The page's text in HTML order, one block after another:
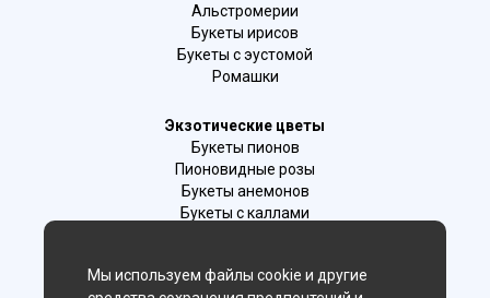
Альстромерии
Букеты ирисов
Букеты с эустомой
Ромашки
Экзотические цветы
Букеты пионов
Пионовидные розы
Букеты анемонов
Букеты с каллами
Лаванда
Мы используем файлы cookie и другие